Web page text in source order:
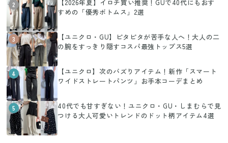
2
【2026年夏】イロチ買い推奨！GUで40代にもおす
すめの「優秀ボトムス」2選
3
【ユニクロ・GU】ピタピタが苦手な人へ！大人の二
の腕をすっきり隠すコスパ最強トップス5選
4
【ユニクロ】次のバズりアイテム！新作「スマート
ワイドストレートパンツ」お手本コーデまとめ
5
40代でも甘すぎない！ユニクロ・GU・しまむらで見
つける大人可愛いトレンドのドット柄アイテム4選